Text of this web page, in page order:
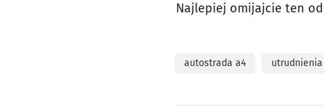
Najlepiej omijajcie ten
autostrada a4